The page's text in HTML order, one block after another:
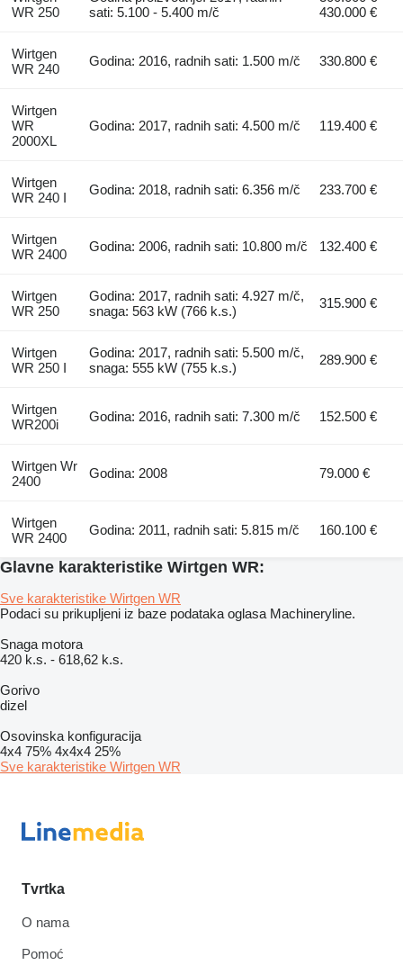
WR 250
sati: 5.100 - 5.400 m/č
430.000 €
Wirtgen
WR 240
Godina: 2016, radnih sati: 1.500 m/č 330.800 €
Wirtgen
WR
2000XL
Godina: 2017, radnih sati: 4.500 m/č 119.400 €
Wirtgen
WR 240 I
Godina: 2018, radnih sati: 6.356 m/č 233.700 €
Wirtgen
WR 2400
Godina: 2006, radnih sati: 10.800 m/č 132.400 €
Wirtgen
WR 250
Godina: 2017, radnih sati: 4.927 m/č,
snaga: 563 kW (766 k.s.)
315.900 €
Wirtgen
WR 250 I
Godina: 2017, radnih sati: 5.500 m/č,
snaga: 555 kW (755 k.s.)
289.900 €
Wirtgen
WR200i
Godina: 2016, radnih sati: 7.300 m/č 152.500 €
Wirtgen Wr
2400
Godina: 2008 79.000 €
Wirtgen
WR 2400
Godina: 2011, radnih sati: 5.815 m/č 160.100 €
Glavne karakteristike Wirtgen WR:
Sve karakteristike Wirtgen WR
Podaci su prikupljeni iz baze podataka oglasa Machineryline.
Snaga motora
420 k.s. - 618,62 k.s.
Gorivo
dizel
Osovinska konfiguracija
4x4 75% 4x4x4 25%
Sve karakteristike Wirtgen WR
Tvrtka
O nama
Pomoć